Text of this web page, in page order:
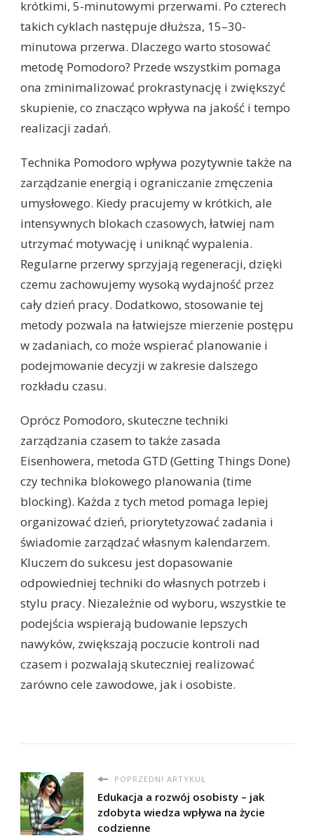
krótkimi, 5-minutowymi przerwami. Po czterech
takich cyklach następuje dłuższa, 15–30-
minutowa przerwa. Dlaczego warto stosować
metodę Pomodoro? Przede wszystkim pomaga
ona zminimalizować prokrastynację i zwiększyć
skupienie, co znacząco wpływa na jakość i tempo
realizacji zadań.
Technika Pomodoro wpływa pozytywnie także na
zarządzanie energią i ograniczanie zmęczenia
umysłowego. Kiedy pracujemy w krótkich, ale
intensywnych blokach czasowych, łatwiej nam
utrzymać motywację i uniknąć wypalenia.
Regularne przerwy sprzyjają regeneracji, dzięki
czemu zachowujemy wysoką wydajność przez
cały dzień pracy. Dodatkowo, stosowanie tej
metody pozwala na łatwiejsze mierzenie postępu
w zadaniach, co może wspierać planowanie i
podejmowanie decyzji w zakresie dalszego
rozkładu czasu.
Oprócz Pomodoro, skuteczne techniki
zarządzania czasem to także zasada
Eisenhowera, metoda GTD (Getting Things Done)
czy technika blokowego planowania (time
blocking). Każda z tych metod pomaga lepiej
organizować dzień, priorytetyzować zadania i
świadomie zarządzać własnym kalendarzem.
Kluczem do sukcesu jest dopasowanie
odpowiedniej techniki do własnych potrzeb i
stylu pracy. Niezależnie od wyboru, wszystkie te
podejścia wspierają budowanie lepszych
nawyków, zwiększają poczucie kontroli nad
czasem i pozwalają skuteczniej realizować
zarówno cele zawodowe, jak i osobiste.
POPRZEDNI ARTYKUŁ
Edukacja a rozwój osobisty – jak
zdobyta wiedza wpływa na życie
codzienne